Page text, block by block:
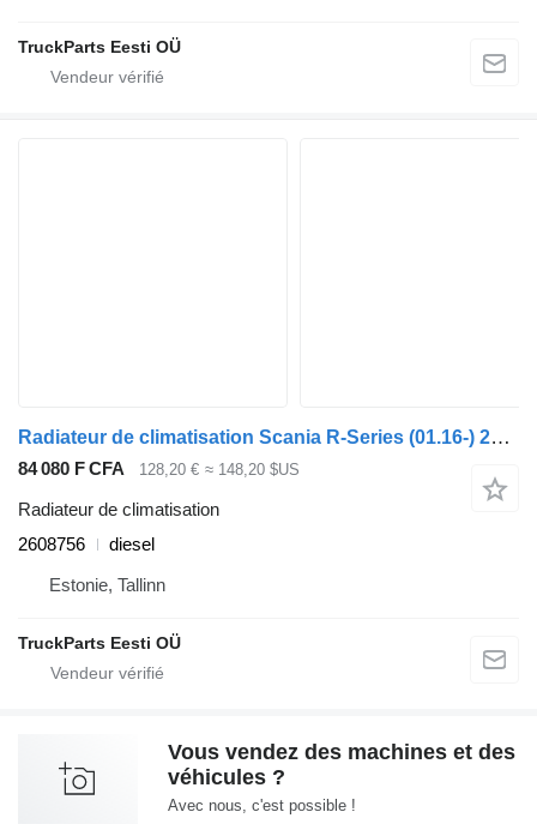
TruckParts Eesti OÜ
Radiateur de climatisation Scania R-Series (01.16-) 2608756 pour tracteur routier Scania L,P,G,R,S-series (2016-)
84 080 F CFA 128,20 € ≈ 148,20 $US
Radiateur de climatisation
2608756
diesel
Estonie, Tallinn
TruckParts Eesti OÜ
Vous vendez des machines et des
véhicules ?
Avec nous, c'est possible !